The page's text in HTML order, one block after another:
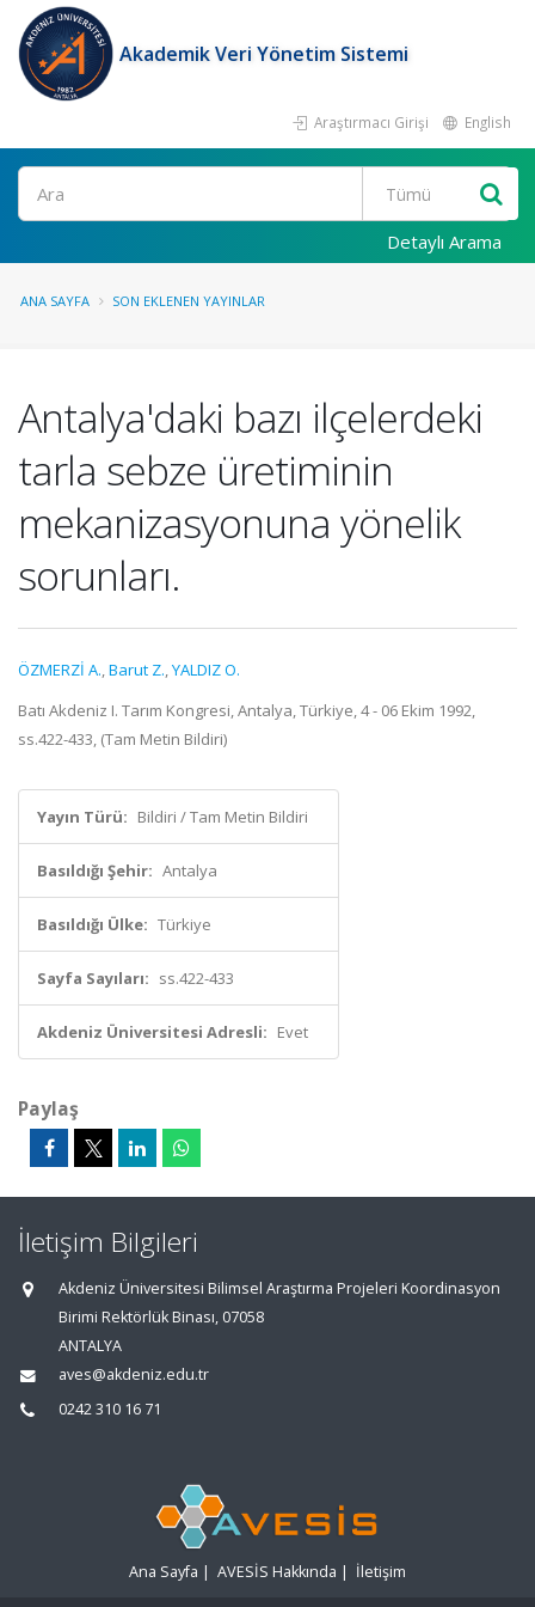
Akademik Veri Yönetim Sistemi
Araştırmacı Girişi English
Ara
Detaylı Arama
ANA SAYFA SON EKLENEN YAYINLAR
Antalya'daki bazı ilçelerdeki
tarla sebze üretiminin
mekanizasyonuna yönelik
sorunları.
ÖZMERZİ A.,Barut Z.,YALDIZ O.
Batı Akdeniz I. Tarım Kongresi, Antalya, Türkiye, 4 - 06 Ekim 1992,
ss.422-433, (Tam Metin Bildiri)
Yayın Türü: Bildiri / Tam Metin Bildiri
Basıldığı Şehir: Antalya
Basıldığı Ülke: Türkiye
Sayfa Sayıları: ss.422-433
Akdeniz Üniversitesi Adresli: Evet
Paylaş
İletişim Bilgileri
Akdeniz Üniversitesi Bilimsel Araştırma Projeleri Koordinasyon
Birimi Rektörlük Binası, 07058
ANTALYA
aves@akdeniz.edu.tr
0242 310 16 71
Ana Sayfa | AVESİS Hakkında | İletişim